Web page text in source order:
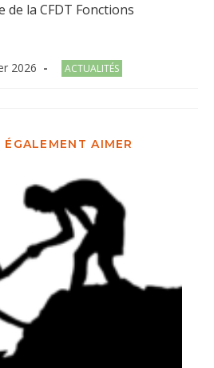
de la CFDT Fonctions
2026
Post
ACTUALITÉS
AIMER